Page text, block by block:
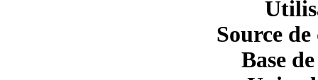
Source
Base